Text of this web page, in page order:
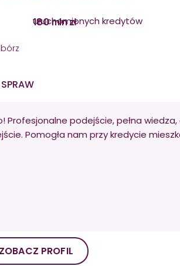
180 mln zł
uruchomionych kredytów
Profesjonalne podejście, pełna
Pomogła nam przy kredycie
ZOBACZ PROFIL